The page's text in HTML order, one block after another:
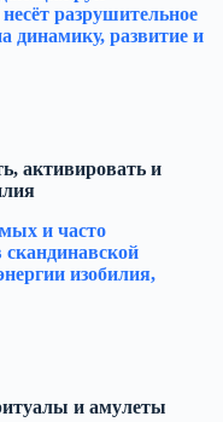
разрушительное
динамику, развитие и
активировать и
и часто
изобилия,
и амулеты